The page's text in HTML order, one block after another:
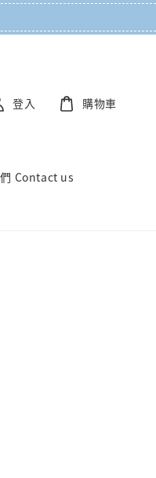
Contact us
登入 購物車